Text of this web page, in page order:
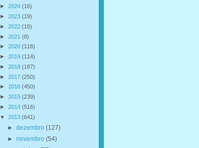
► 2024 (16)
► 2023 (19)
► 2022 (15)
► 2021 (8)
► 2020 (118)
► 2019 (114)
► 2018 (187)
► 2017 (250)
► 2016 (450)
► 2015 (239)
► 2014 (516)
▼ 2013 (641)
► dezembro (127)
► novembro (54)